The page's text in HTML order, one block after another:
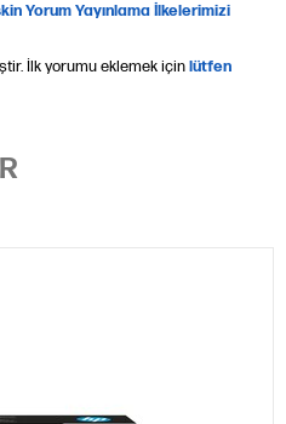
Yorum Yayınlama İlkelerimizi
İlk yorumu eklemek içinlütfen